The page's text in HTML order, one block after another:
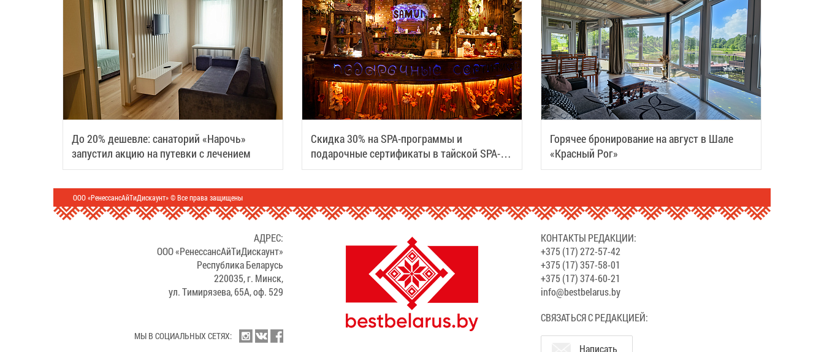
До 20% дешевле: санаторий «Нарочь»
запустил акцию на путевки с лечением
Скидка 30% на SPA-программы и
подарочные сертификаты в тайской SPA-
деревне Samui
Горячее бронирование на август в Шале
«Красный Рог»
ООО «РенессансАйТиДискаунт» © Все права защищены
АДРЕС:
ООО «РенессансАйТиДискаунт»
Республика Беларусь
220035, г. Минск,
ул. Тимирязева, 65А, оф. 529
МЫ В СОЦИАЛЬНЫХ СЕТЯХ:
КОНТАКТЫ РЕДАКЦИИ:
+375 (17) 272-57-42
+375 (17) 357-58-01
+375 (17) 374-60-21
info@bestbelarus.by
СВЯЗАТЬСЯ С РЕДАКЦИЕЙ:
Написать